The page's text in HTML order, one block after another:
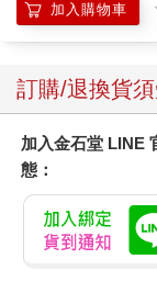
加入購物車
訂購/退換貨
加入金石堂 LINE
態：